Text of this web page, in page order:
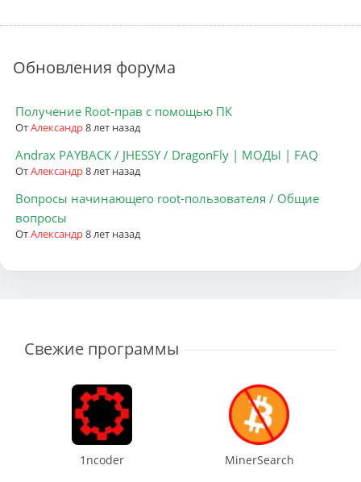
Обновления форума
Получение Root-прав с помощью ПК
ОтАлександр8 лет назад
Andrax PAYBACK / JHESSY / DragonFly | МОДЫ | FAQ
ОтАлександр8 лет назад
Вопросы начинающего root-пользователя / Общие
вопросы
ОтАлександр8 лет назад
Свежие программы
1ncoder MinerSearch